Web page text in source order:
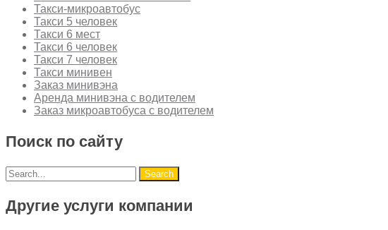
Такси-микроавтобус
Такси 5 человек
Такси 6 мест
Такси 6 человек
Такси 7 человек
Такси минивен
Заказ минивэна
Аренда минивэна с водителем
Заказ микроавтобуса с водителем
Поиск по сайту
Другие услуги компании